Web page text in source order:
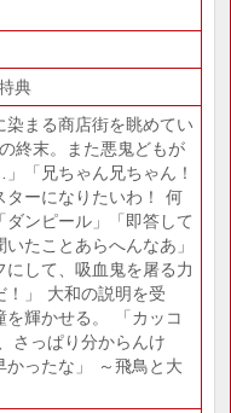
典
まる商店街を眺めてい
終末。また悪鬼どもが
「兄ちゃん兄ちゃん！
ターになりたいわ！ 何
ンピール」「即答して
たことあらへんなあ」
にして、吸血鬼を屠る力
！」 大和の説明を受
を輝かせる。 「カッコ
さっぱり分からんけ
かったな」 ～飛鳥と大